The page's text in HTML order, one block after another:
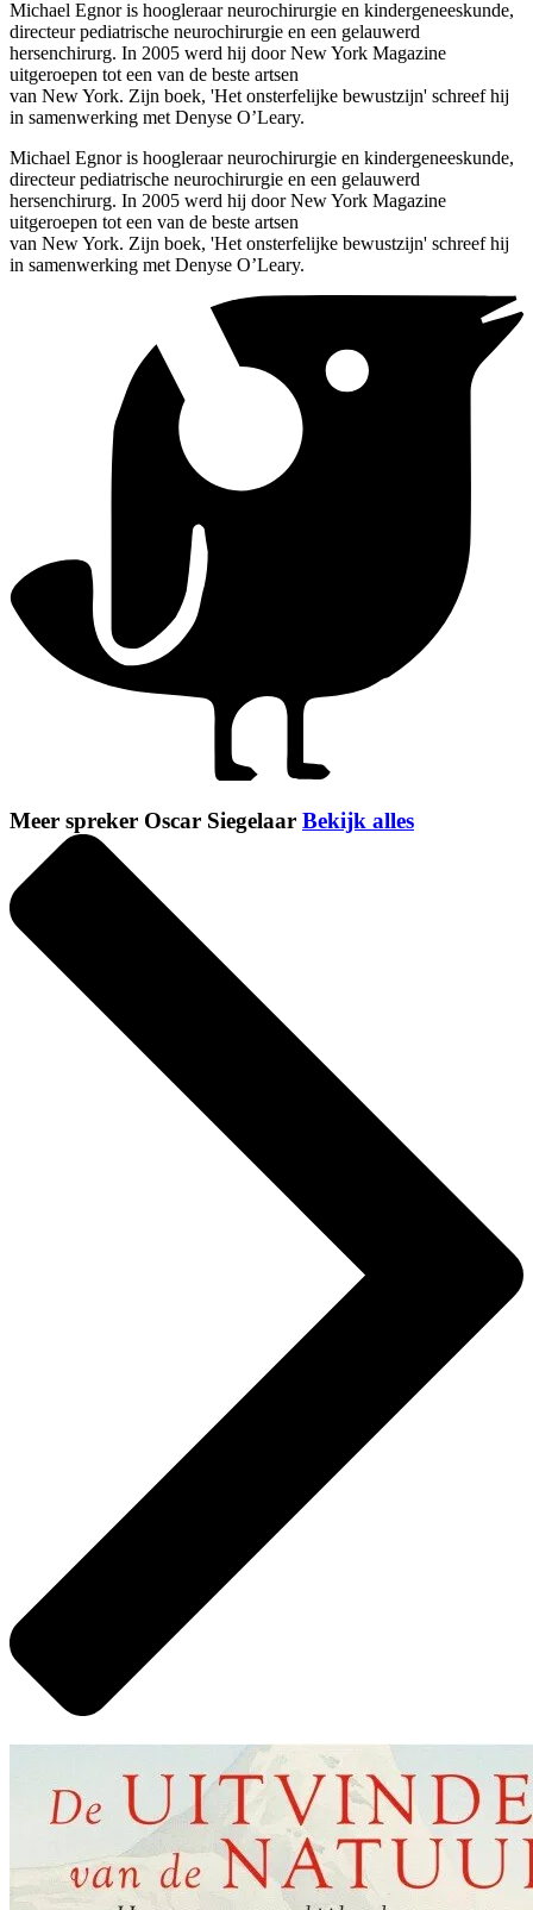
Michael Egnor is hoogleraar neurochirurgie en kindergeneeskunde,
directeur pediatrische neurochirurgie en een gelauwerd
hersenchirurg. In 2005 werd hij door New York Magazine
uitgeroepen tot een van de beste artsen
van New York. Zijn boek, 'Het onsterfelijke bewustzijn' schreef hij
in samenwerking met Denyse O’Leary.
Michael Egnor is hoogleraar neurochirurgie en kindergeneeskunde,
directeur pediatrische neurochirurgie en een gelauwerd
hersenchirurg. In 2005 werd hij door New York Magazine
uitgeroepen tot een van de beste artsen
van New York. Zijn boek, 'Het onsterfelijke bewustzijn' schreef hij
in samenwerking met Denyse O’Leary.
Meer spreker Oscar Siegelaar Bekijk alles